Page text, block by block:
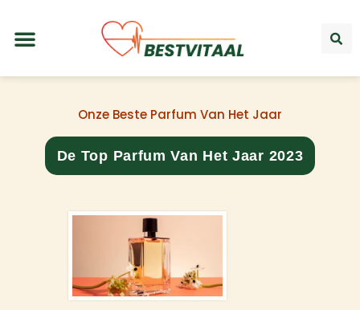
Onze Beste Parfum Van Het Jaar
De Top Parfum Van Het Jaar 2023